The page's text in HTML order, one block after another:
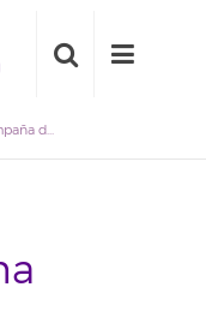
Mañana llega “Cómo medir una campaña de mailing”, la segunda píldora de la ‘Semana del Marketing Web’